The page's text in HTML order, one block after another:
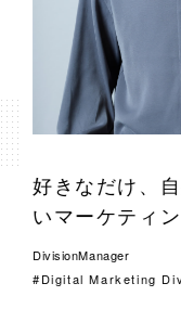
ビ
ー
好きなだけ、
いマーケティ
DivisionManager
Digital Marketing